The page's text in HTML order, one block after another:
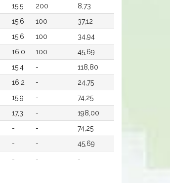
15,5 200
8,73
15,6 100
37,12
15,6 100
34,94
16,0 100
45,69
15,4 -
118,80
16,2 -
24,75
15,9 -
74,25
17,3 -
198,00
- -
74,25
- -
45,69
- - -